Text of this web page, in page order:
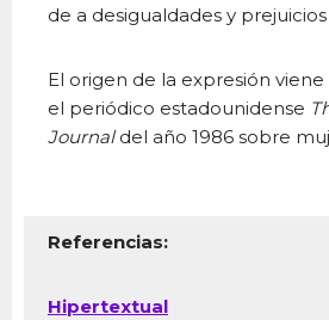
de a desigualdades y
El origen de la expresión
el periódico estadounidense
Journaldel año 1986 sobre
Referencias:
Hipertextual